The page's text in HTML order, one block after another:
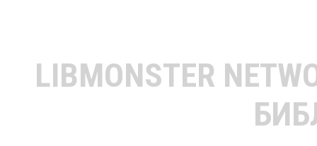
LIBMONSTER